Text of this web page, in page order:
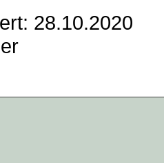
28.10.2020